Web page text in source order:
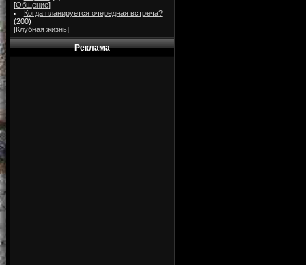
[Общение]
Когда планируется очередная встреча?
(200)
[Клубная жизнь]
Реклама